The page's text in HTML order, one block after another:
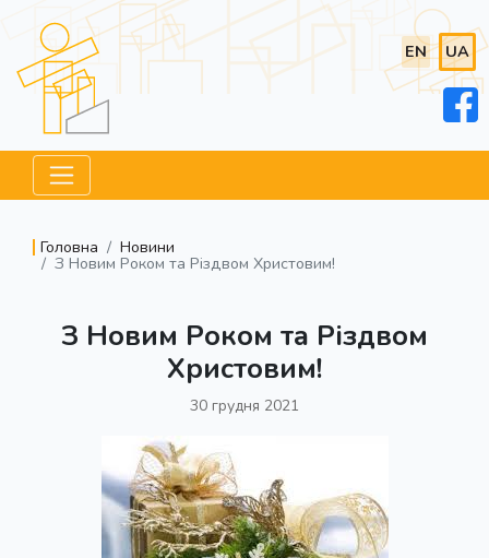
EN UA
Головна Новини
З Новим Роком та Різдвом Христовим!
З Новим Роком та Різдвом
Христовим!
30 грудня 2021